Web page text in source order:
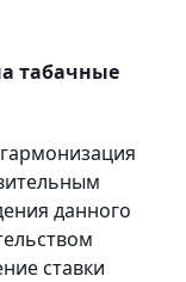
табачные
данного
ставки